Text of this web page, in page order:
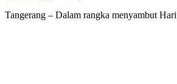
Tangerang – Dalam rangka menyambut